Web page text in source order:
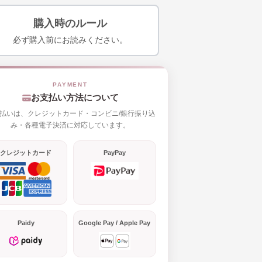
購入時のルール
必ず購入前にお読みください。
お支払い方法について
いは、クレジットカード・コンビニ/銀行振り込
み・各種電子決済に対応しています。
クレジットカード PayPay
Paidy Google Pay / Apple Pay